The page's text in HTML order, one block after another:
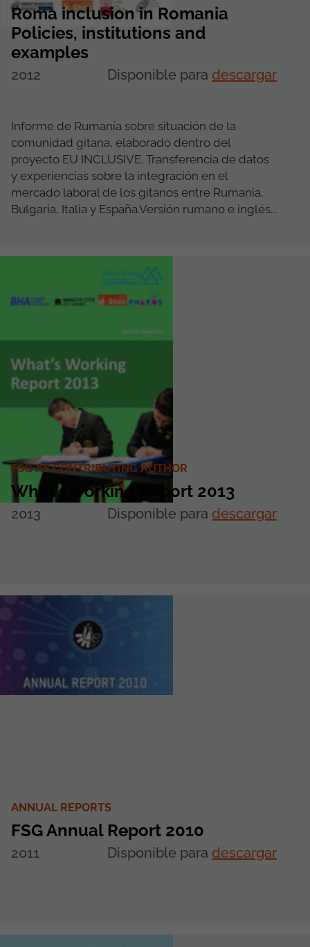
Roma inclusion in Romania
Policies, institutions and
examples
2012 Disponible para descargar
Informe de Rumanía sobre situación de la
comunidad gitana, elaborado dentro del
proyecto EU INCLUSIVE. Transferencia de datos
y experiencias sobre la integración en el
mercado laboral de los gitanos entre Rumania,
Bulgaria, Italia y España.Versión rumano e inglés...
FSG AS CONTRIBUTING AUTHOR
What´s working Report 2013
2013 Disponible para descargar
ANNUAL REPORTS
FSG Annual Report 2010
2011 Disponible para descargar